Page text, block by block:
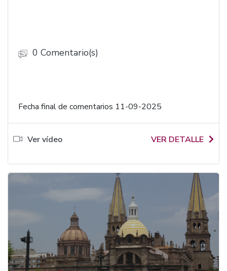
0 Comentario(s)
Fecha final de comentarios 11-09-2025
Ver vídeo VER DETALLE